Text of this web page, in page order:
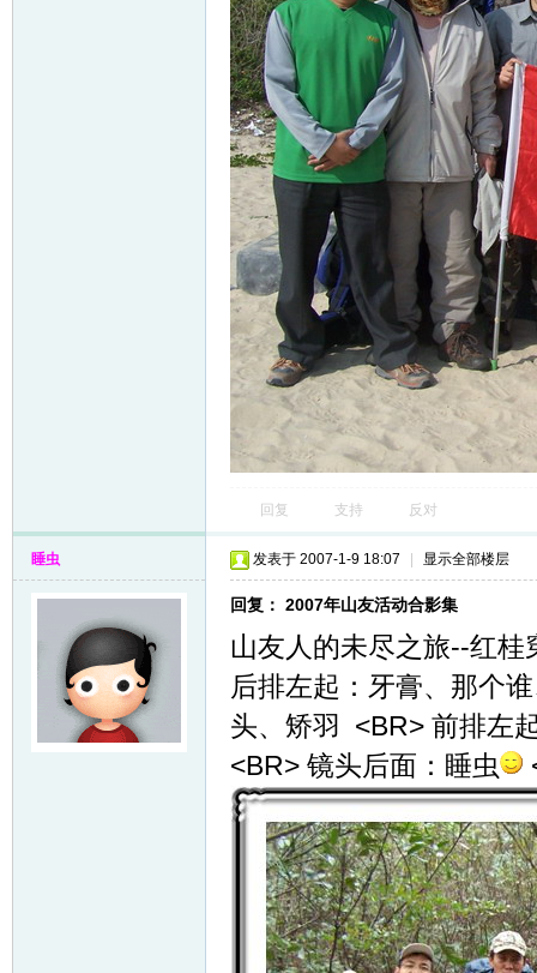
回复 支持 反对
睡虫 发表于 2007-1-9 18:07 显示全部楼层
回复： 2007年山友活动合影集
山友人的未尽之旅--红桂
后排左起：牙膏、那个
头、矫羽 <BR> 前排左
<BR> 镜头后面：睡虫